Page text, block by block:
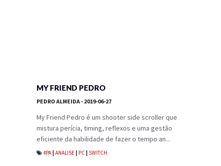
MY FRIEND PEDRO
PEDRO ALMEIDA - 2019-06-27
My Friend Pedro é um shooter side scroller que
mistura perícia, timing, reflexos e uma gestão
eficiente da habilidade de fazer o tempo an...
#PA ANALISE PC SWITCH